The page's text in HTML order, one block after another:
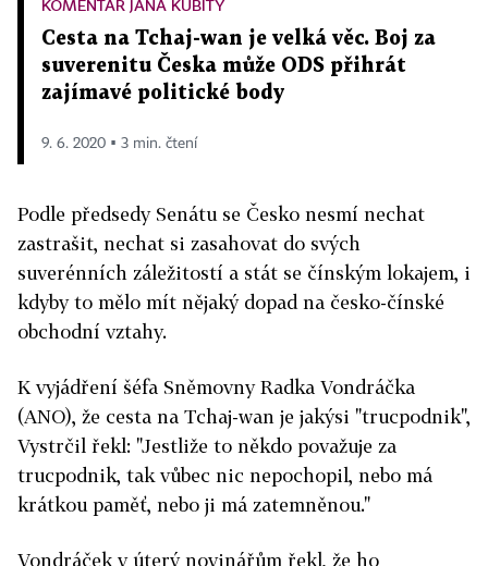
KOMENTÁŘ JANA KUBITY
Cesta na Tchaj-wan je velká věc. Boj za
suverenitu Česka může ODS přihrát
zajímavé politické body
9. 6. 2020 ▪ 3 min. čtení
Podle předsedy Senátu se Česko nesmí nechat
zastrašit, nechat si zasahovat do svých
suverénních záležitostí a stát se čínským lokajem, i
kdyby to mělo mít nějaký dopad na česko-čínské
obchodní vztahy.
K vyjádření šéfa Sněmovny Radka Vondráčka
(ANO), že cesta na Tchaj-wan je jakýsi "trucpodnik",
Vystrčil řekl: "Jestliže to někdo považuje za
trucpodnik, tak vůbec nic nepochopil, nebo má
krátkou paměť, nebo ji má zatemněnou."
Vondráček v úterý novinářům řekl, že ho